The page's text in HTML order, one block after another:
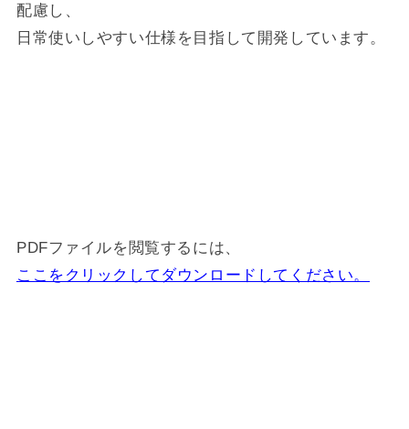
配慮し、
日常使いしやすい仕様を目指して開発しています。
PDFファイルを閲覧するには、
ここをクリックしてダウンロードしてください。